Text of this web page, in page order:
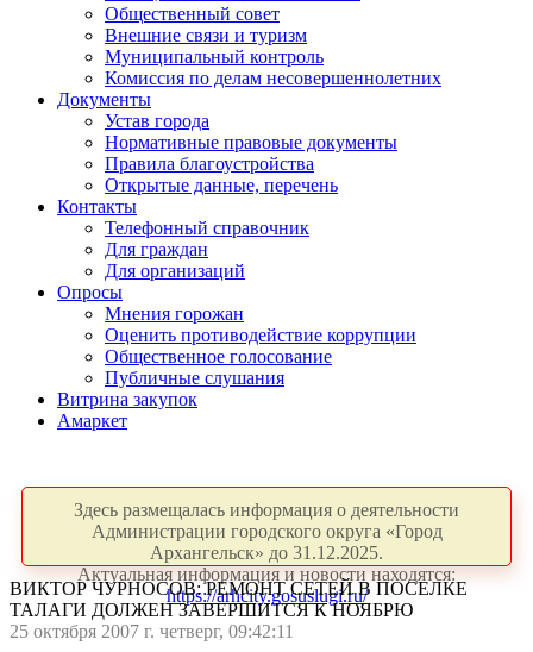
Общественный совет
Внешние связи и туризм
Муниципальный контроль
Комиссия по делам несовершеннолетних
Документы
Устав города
Нормативные правовые документы
Правила благоустройства
Открытые данные, перечень
Контакты
Телефонный справочник
Для граждан
Для организаций
Опросы
Мнения горожан
Оценить противодействие коррупции
Общественное голосование
Публичные слушания
Витрина закупок
Амаркет
Здесь размещалась информация о деятельности
Администрации городского округа «Город
Архангельск» до 31.12.2025.
Актуальная информация и новости находятся:
https://arhcity.gosuslugi.ru/
ВИКТОР ЧУРНОСОВ: РЕМОНТ СЕТЕЙ В ПОСЕЛКЕ
ТАЛАГИ ДОЛЖЕН ЗАВЕРШИТСЯ К НОЯБРЮ
25 октября 2007 г. четверг, 09:42:11